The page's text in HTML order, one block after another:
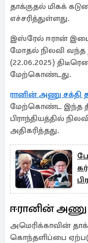
தாக்குதல் மிகக்
எச்சரித்துள்ளது.
இஸ்ரேல் ஈரான்
மோதல் நிலவி வந்த
(22.06.2025)
மேற்கொண்டது.
ரானின் அணு சக்தி
மேற்கொண்ட இந்த
பிராந்தியத்தில்
அதிகரித்தது.
ஈரானின்
அமெரிக்காவின்
கொந்தளிப்பை